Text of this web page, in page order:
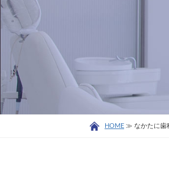
HOME ≫ なかたに歯